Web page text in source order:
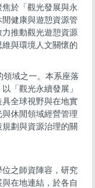
於「觀光發展與永
健康與遊憩資源管
推動觀光遊憩資源
與環境人文關懷的
域之一。本系座落
「觀光永續發展」
全球視野與在地實
休閒領域經營管理
劃與資源治理的關
之師資陣容，研究
在地連結，於各自